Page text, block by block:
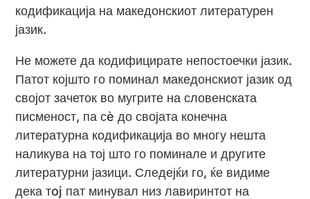
кодификација на македонскиот литературен
јазик.
Не можете да кодифицирате непостоечки јазик.
Патот којшто го поминал македонскиот јазик од
својот зачеток во мугрите на словенската
писменост, па сè до својата конечна
литературна кодификација во многу нешта
наликува на тој што го поминале и другите
литературни јазици. Следејќи го, ќе видиме
дека тoj пат минувал низ лавиринтот на